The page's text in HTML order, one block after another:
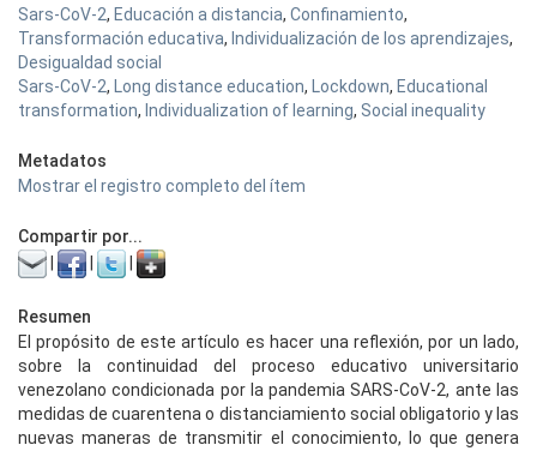
Sars-CoV-2, Educación a distancia, Confinamiento,
Transformación educativa, Individualización de los aprendizajes,
Desigualdad social
Sars-CoV-2, Long distance education, Lockdown, Educational
transformation, Individualization of learning, Social inequality
Metadatos
Mostrar el registro completo del ítem
Compartir por...
Resumen
El propósito de este artículo es hacer una reflexión, por un lado,
sobre la continuidad del proceso educativo universitario
venezolano condicionada por la pandemia SARS-CoV-2, ante las
medidas de cuarentena o distanciamiento social obligatorio y las
nuevas maneras de transmitir el conocimiento, lo que genera